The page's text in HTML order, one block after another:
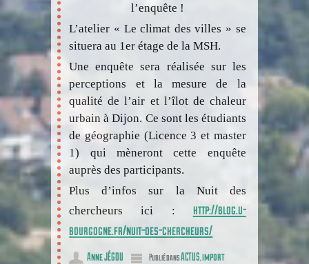
l’enquête !
L’atelier « Le climat des villes » se
situera au 1er étage de la MSH.
Une enquête sera réalisée sur les
perceptions et la mesure de la
qualité de l’air et l’îlot de chaleur
urbain à Dijon. Ce sont les étudiants
de géographie (Licence 3 et master
1) qui mèneront cette enquête
auprès des participants.
Plus d’infos sur la Nuit des
chercheurs ici : http://blog.u-
bourgogne.fr/nuit-des-chercheurs/
Anne JÉGOU Publié dansACTUS,import